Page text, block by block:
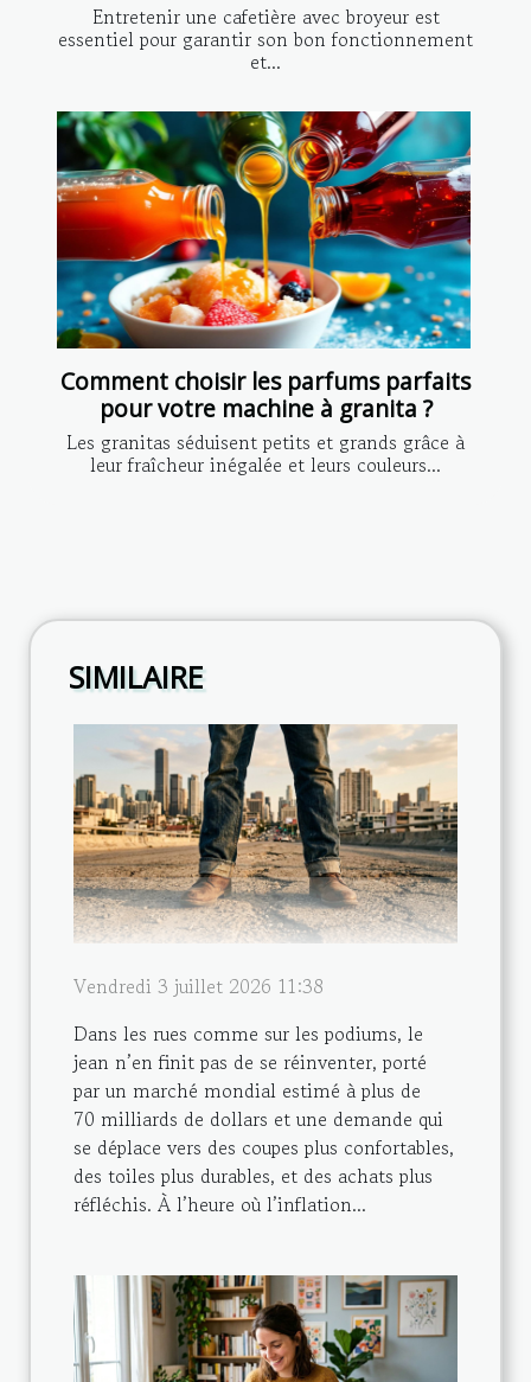
Entretenir une cafetière avec broyeur est
essentiel pour garantir son bon fonctionnement
et...
Comment choisir les parfums parfaits
pour votre machine à granita ?
Les granitas séduisent petits et grands grâce à
leur fraîcheur inégalée et leurs couleurs...
SIMILAIRE
Vendredi 3 juillet 2026 11:38
Dans les rues comme sur les podiums, le
jean n’en finit pas de se réinventer, porté
par un marché mondial estimé à plus de
70 milliards de dollars et une demande qui
se déplace vers des coupes plus confortables,
des toiles plus durables, et des achats plus
réfléchis. À l’heure où l’inflation...